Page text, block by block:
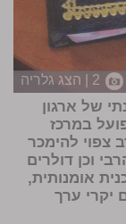
2 | הצג גלריה
של ארגון
במרכז
צפוי להימכר
וכן דולרים
אומנותית,
יקרי ערך